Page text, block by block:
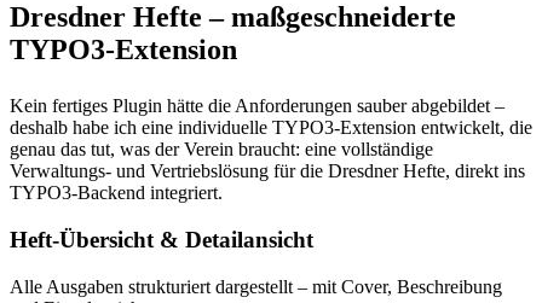
Dresdner Hefte – maßgeschneiderte
TYPO3-Extension
Kein fertiges Plugin hätte die Anforderungen sauber abgebildet –
deshalb habe ich eine individuelle TYPO3-Extension entwickelt, die
genau das tut, was der Verein braucht: eine vollständige
Verwaltungs- und Vertriebslösung für die Dresdner Hefte, direkt ins
TYPO3-Backend integriert.
Heft-Übersicht & Detailansicht
Alle Ausgaben strukturiert dargestellt – mit Cover, Beschreibung